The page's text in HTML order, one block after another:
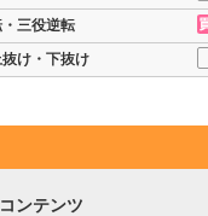
三役逆転
け・下抜け
ンテンツ